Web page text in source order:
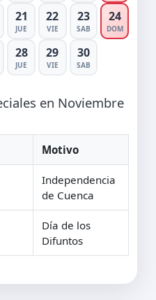
21
JUE
22
VIE
23
SAB
24
DOM
28
JUE
29
VIE
30
SAB
en Noviembre
Motivo
Independencia
de Cuenca
Día de los
Difuntos